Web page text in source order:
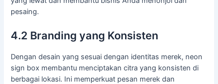
pesaing.
4.2 Branding yang Konsisten
Dengan desain yang sesuai dengan identitas merek, neon
sign box membantu menciptakan citra yang konsisten di
berbagai lokasi. Ini memperkuat pesan merek dan